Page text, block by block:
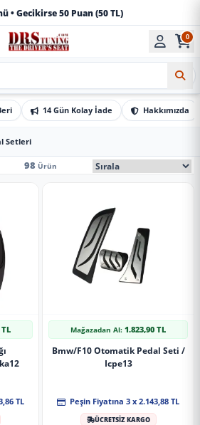
• Gecikirse 50 Puan (50 TL)
en büyük oto aksesuar ve tuning 0
14 Gün Kolay İade Hakkımızda
Setleri
98 Ürün Mobil Sıralama
TL
Mağazadan Al:1.823,90 TL
Bmw/F10 Otomatik Pedal Seti /
Icpe13
Peşin Fiyatına 3 x 2.143,88 TL
ÜCRETSİZ KARGO